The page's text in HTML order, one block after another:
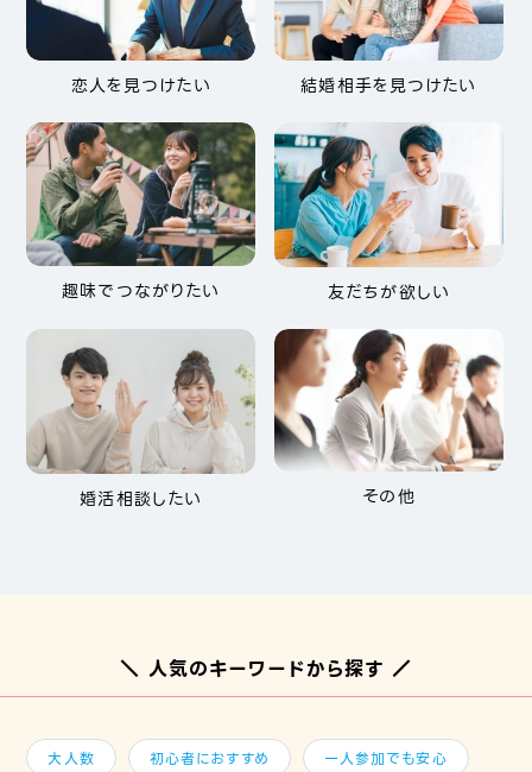
恋人を見つけたい 結婚相手を見つけたい
趣味でつながりたい 友だちが欲しい
婚活相談したい その他
＼ 人気のキーワードから探す ／
大人数 初心者におすすめ 一人参加でも安心